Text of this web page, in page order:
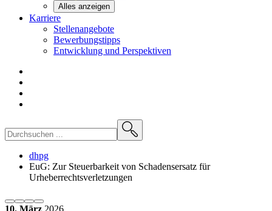
Alles anzeigen
Karriere
Stellenangebote
Bewerbungstipps
Entwicklung und Perspektiven
dhpg
EuG: Zur Steuerbarkeit von Schadensersatz für
Urheberrechtsverletzungen
10. März 2026